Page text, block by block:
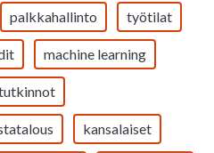
palkkahallinto työtilat
machine learning
kansalaiset